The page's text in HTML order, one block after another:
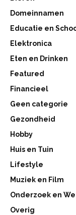
Domeinnamen
Educatie en
Elektronica
Eten en Drinken
Featured
Financieel
Geen categorie
Gezondheid
Hobby
Huis en Tuin
Lifestyle
Muziek en Film
Onderzoek en
Overig